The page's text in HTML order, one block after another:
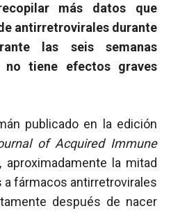
más datos que
antirretrovirales durante
las seis semanas
tiene efectos graves
publicado en la edición
of Acquired Immune
, aproximadamente la mitad
fármacos antirretrovirales
después de nacer